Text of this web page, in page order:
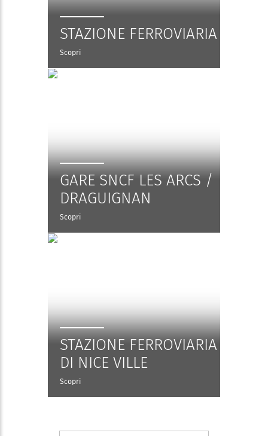
STAZIONE FERROVIARIA
Scopri
GARE SNCF LES ARCS /
DRAGUIGNAN
Scopri
STAZIONE FERROVIARIA
DI NICE VILLE
Scopri